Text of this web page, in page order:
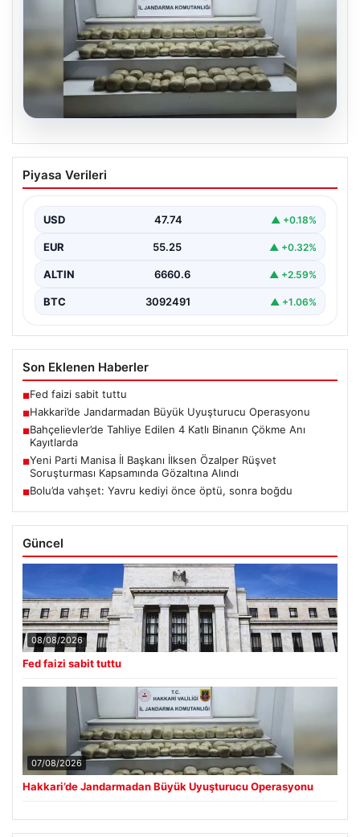
07.08.2026
Hakkari’de Jandarmadan Büyük
Uyuşturucu Operasyonu
gerçekleştirilen başarılı bir operasyonda, yüklü miktarda
esrar ele geçirildi.…
Piyasa Verileri
USD 47.74 ▲ +0.18%
EUR 55.25 ▲ +0.32%
ALTIN 6660.6 ▲ +2.59%
BTC 3092491 ▲ +1.06%
Son Eklenen Haberler
■Fed faizi sabit tuttu
■Hakkari’de Jandarmadan Büyük Uyuşturucu Operasyonu
■Bahçelievler’de Tahliye Edilen 4 Katlı Binanın Çökme Anı
Kayıtlarda
■Yeni Parti Manisa İl Başkanı İlksen Özalper Rüşvet
Soruşturması Kapsamında Gözaltına Alındı
■Bolu’da vahşet: Yavru kediyi önce öptü, sonra boğdu
Güncel
08/08/2026
Fed faizi sabit tuttu
07/08/2026
Hakkari’de Jandarmadan Büyük Uyuşturucu Operasyonu